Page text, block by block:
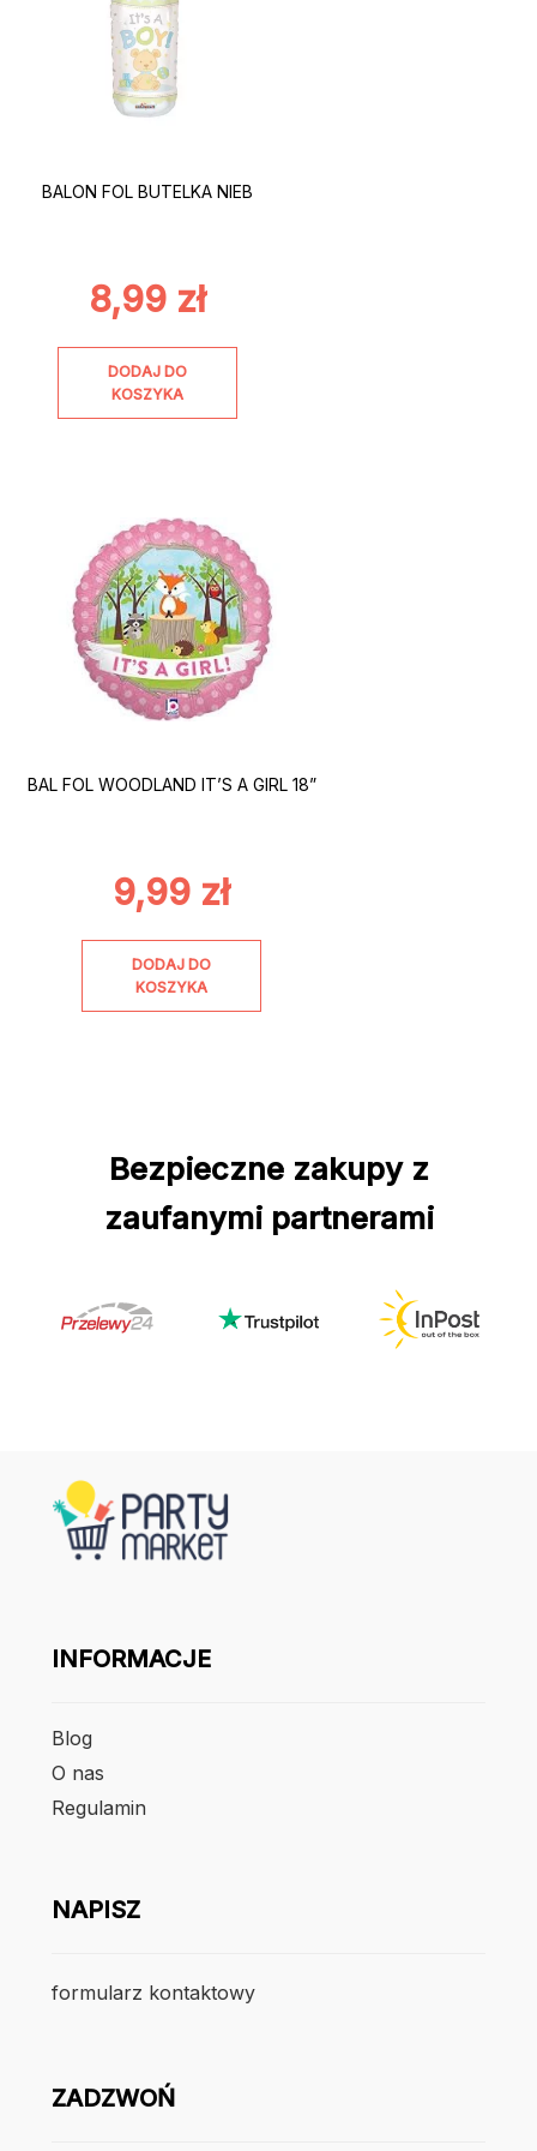
BALON FOL BUTELKA NIEB
8,99 zł
DODAJ DO
KOSZYKA
BAL FOL WOODLAND IT’S A GIRL 18”
9,99 zł
DODAJ DO
KOSZYKA
Bezpieczne zakupy z
zaufanymi partnerami
INFORMACJE
Blog
O nas
Regulamin
NAPISZ
formularz kontaktowy
ZADZWOŃ